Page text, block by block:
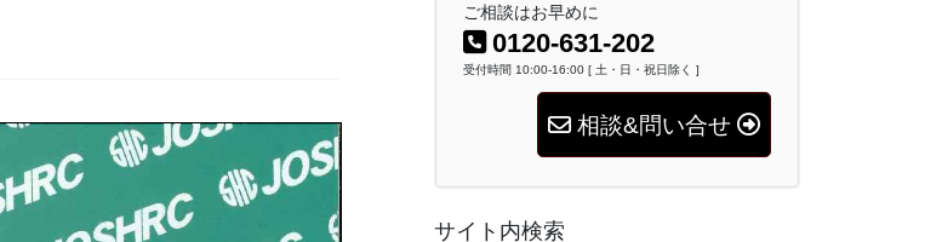
ご相談はお早めに
0120-631-202
受付時間 10:00-16:00 [ 土・日・祝日除く ]
相談&問い合せ
サイト内検索